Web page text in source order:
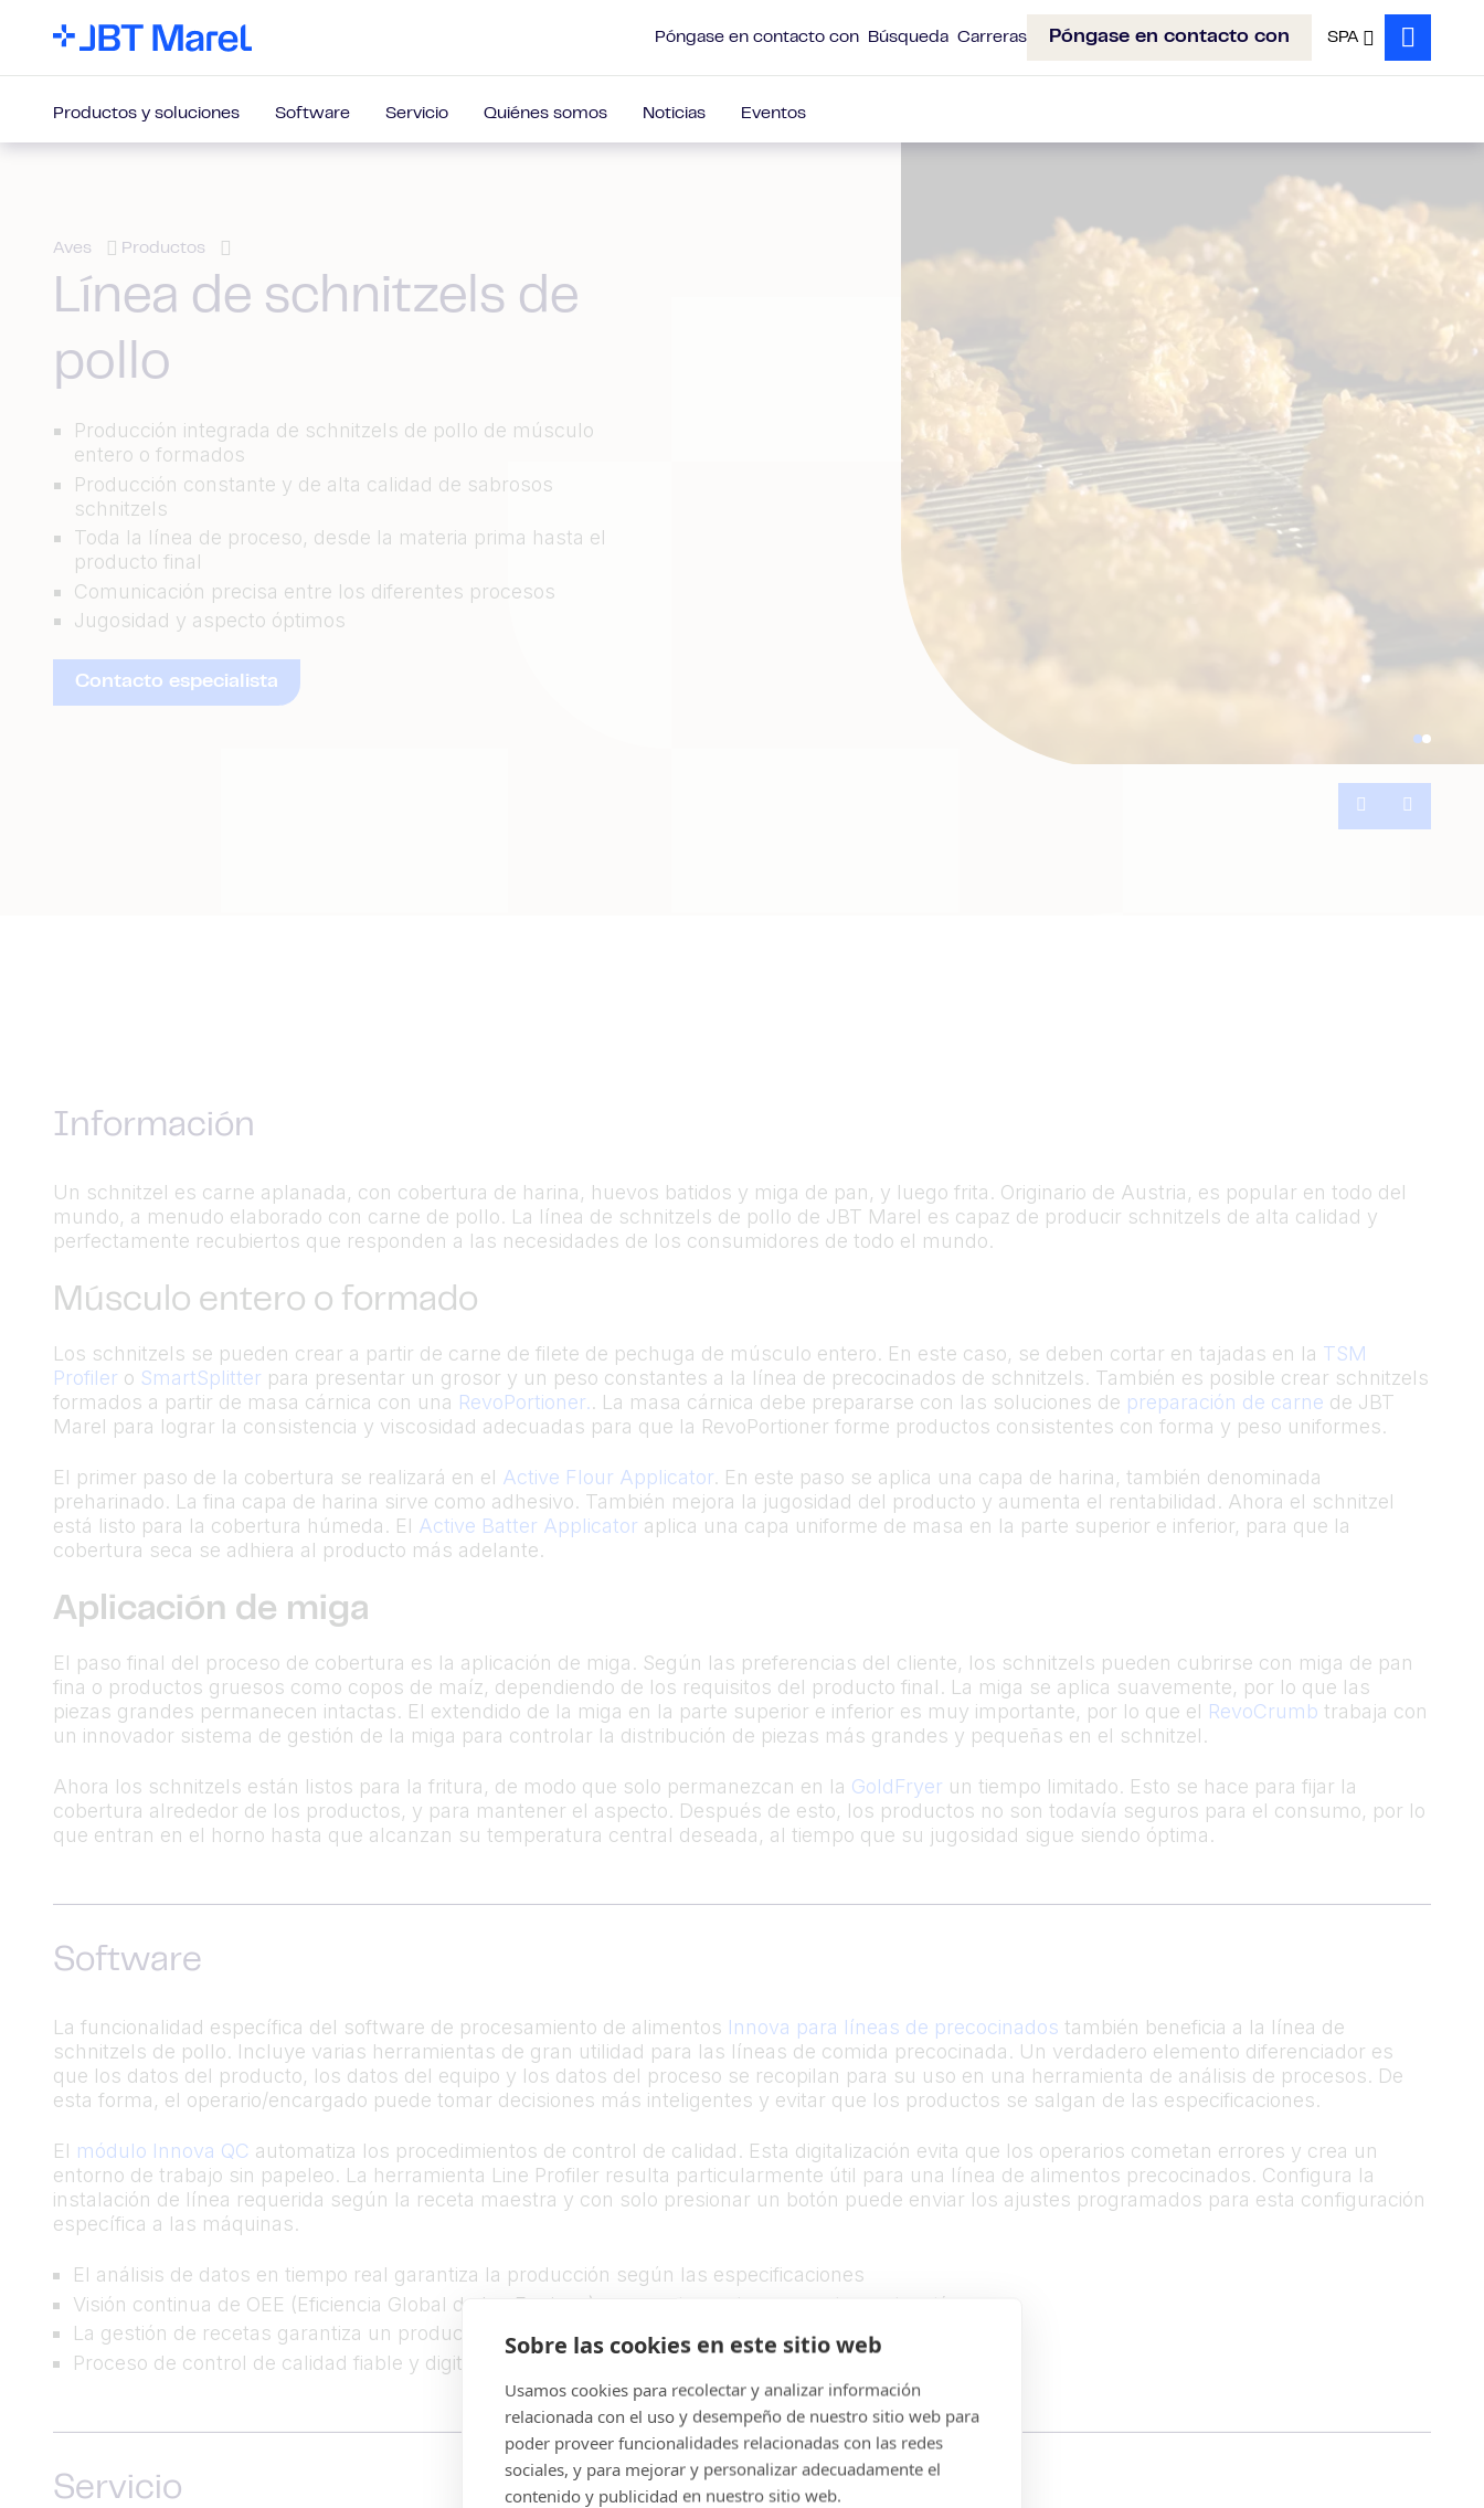
Sobre las cookies en este sitio web
Usamos cookies para recolectar y analizar información
relacionada con el uso y desempeño de nuestro sitio web para
poder proveer funcionalidades relacionadas con las redes
sociales, y para mejorar y personalizar adecuadamente el
contenido y publicidad en nuestro sitio web.
Póngase en contacto con Búsqueda Carreras Póngase en contacto con SPA
Search
Productos y soluciones Software Servicio Quiénes somos Noticias Eventos
Aves Productos
Línea de schnitzels de
pollo
Producción integrada de schnitzels de pollo de músculo
entero o formados
Producción constante y de alta calidad de sabrosos
schnitzels
Toda la línea de proceso, desde la materia prima hasta el
producto final
Comunicación precisa entre los diferentes procesos
Jugosidad y aspecto óptimos
Contacto especialista
AnteriorPróxima
Información
Un schnitzel es carne aplanada, con cobertura de harina, huevos batidos y miga de pan, y luego frita. Originario de Austria, es popular en todo del
mundo, a menudo elaborado con carne de pollo. La línea de schnitzels de pollo de JBT Marel es capaz de producir schnitzels de alta calidad y
perfectamente recubiertos que responden a las necesidades de los consumidores de todo el mundo.
Músculo entero o formado
Los schnitzels se pueden crear a partir de carne de filete de pechuga de músculo entero. En este caso, se deben cortar en tajadas en la TSM
Profiler o SmartSplitter para presentar un grosor y un peso constantes a la línea de precocinados de schnitzels. También es posible crear schnitzels
formados a partir de masa cárnica con una RevoPortioner.. La masa cárnica debe prepararse con las soluciones de preparación de carne de JBT
Marel para lograr la consistencia y viscosidad adecuadas para que la RevoPortioner forme productos consistentes con forma y peso uniformes.
El primer paso de la cobertura se realizará en el Active Flour Applicator. En este paso se aplica una capa de harina, también denominada
preharinado. La fina capa de harina sirve como adhesivo. También mejora la jugosidad del producto y aumenta el rentabilidad. Ahora el schnitzel
está listo para la cobertura húmeda. El Active Batter Applicator aplica una capa uniforme de masa en la parte superior e inferior, para que la
cobertura seca se adhiera al producto más adelante.
Aplicación de miga
El paso final del proceso de cobertura es la aplicación de miga. Según las preferencias del cliente, los schnitzels pueden cubrirse con miga de pan
fina o productos gruesos como copos de maíz, dependiendo de los requisitos del producto final. La miga se aplica suavemente, por lo que las
piezas grandes permanecen intactas. El extendido de la miga en la parte superior e inferior es muy importante, por lo que el RevoCrumb trabaja con
un innovador sistema de gestión de la miga para controlar la distribución de piezas más grandes y pequeñas en el schnitzel.
Ahora los schnitzels están listos para la fritura, de modo que solo permanezcan en la GoldFryer un tiempo limitado. Esto se hace para fijar la
cobertura alrededor de los productos, y para mantener el aspecto. Después de esto, los productos no son todavía seguros para el consumo, por lo
que entran en el horno hasta que alcanzan su temperatura central deseada, al tiempo que su jugosidad sigue siendo óptima.
Software
La funcionalidad específica del software de procesamiento de alimentos Innova para líneas de precocinados también beneficia a la línea de
schnitzels de pollo. Incluye varias herramientas de gran utilidad para las líneas de comida precocinada. Un verdadero elemento diferenciador es
que los datos del producto, los datos del equipo y los datos del proceso se recopilan para su uso en una herramienta de análisis de procesos. De
esta forma, el operario/encargado puede tomar decisiones más inteligentes y evitar que los productos se salgan de las especificaciones.
El módulo Innova QC automatiza los procedimientos de control de calidad. Esta digitalización evita que los operarios cometan errores y crea un
entorno de trabajo sin papeleo. La herramienta Line Profiler resulta particularmente útil para una línea de alimentos precocinados. Configura la
instalación de línea requerida según la receta maestra y con solo presionar un botón puede enviar los ajustes programados para esta configuración
específica a las máquinas.
El análisis de datos en tiempo real garantiza la producción según las especificaciones
Visión continua de OEE (Eficiencia Global de los Equipos) para mejorar el proceso de producción
La gestión de recetas garantiza un producto constante
Proceso de control de calidad fiable y digitalizado
Servicio